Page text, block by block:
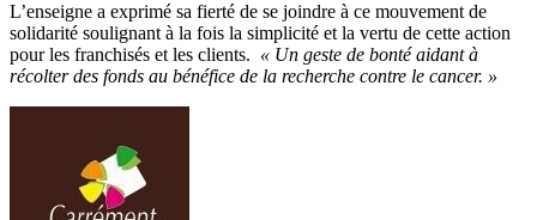
L’enseigne a exprimé sa fierté de se joindre à ce mouvement de
solidarité soulignant à la fois la simplicité et la vertu de cette action
pour les franchisés et les clients. « Un geste de bonté aidant à
récolter des fonds au bénéfice de la recherche contre le cancer. »